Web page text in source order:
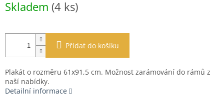
cena:
Skladem (4 ks)
Přidat do košíku
Plakát o rozměru 61x91,5 cm. Možnost zarámování do rámů z
naší nabídky.
Detailní informace